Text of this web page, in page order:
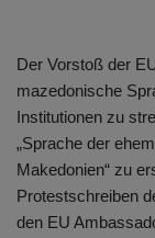
Der Vorstoß der
mazedonische
Institutionen zu
„Sprache der
Makedonien“ zu
Protestschreiben
den EU